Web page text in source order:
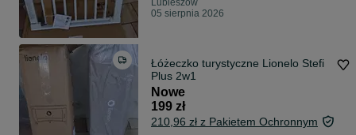
Lubieszów
05 sierpnia 2026
Łóżeczko turystyczne Lionelo Stefi
Plus 2w1
Nowe
199 zł
210,96 zł z Pakietem Ochronnym